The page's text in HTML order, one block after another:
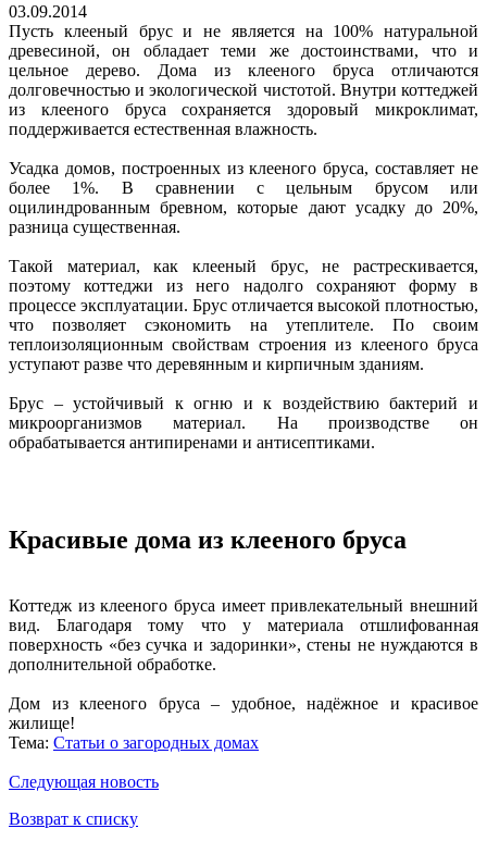
03.09.2014
Пусть клееный брус и не является на 100% натуральной
древесиной, он обладает теми же достоинствами, что и
цельное дерево. Дома из клееного бруса отличаются
долговечностью и экологической чистотой. Внутри коттеджей
из клееного бруса сохраняется здоровый микроклимат,
поддерживается естественная влажность.
Усадка домов, построенных из клееного бруса, составляет не
более 1%. В сравнении с цельным брусом или
оцилиндрованным бревном, которые дают усадку до 20%,
разница существенная.
Такой материал, как клееный брус, не растрескивается,
поэтому коттеджи из него надолго сохраняют форму в
процессе эксплуатации. Брус отличается высокой плотностью,
что позволяет сэкономить на утеплителе. По своим
теплоизоляционным свойствам строения из клееного бруса
уступают разве что деревянным и кирпичным зданиям.
Брус – устойчивый к огню и к воздействию бактерий и
микроорганизмов материал. На производстве он
обрабатывается антипиренами и антисептиками.
Красивые дома из клееного бруса
Коттедж из клееного бруса имеет привлекательный внешний
вид. Благодаря тому что у материала отшлифованная
поверхность «без сучка и задоринки», стены не нуждаются в
дополнительной обработке.
Дом из клееного бруса – удобное, надёжное и красивое
жилище!
Тема: Статьи о загородных домах
Следующая новость
Возврат к списку